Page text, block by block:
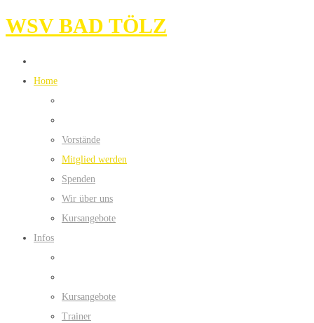
WSV BAD TÖLZ
Home
Vorstände
Mitglied werden
Spenden
Wir über uns
Kursangebote
Infos
Kursangebote
Trainer